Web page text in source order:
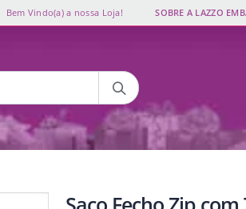
Bem Vindo(a) a nossa Loja! SOBRE A LAZZO